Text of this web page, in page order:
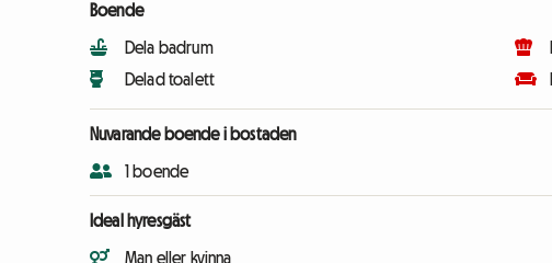
Boende
Dela badrum
Delad toalett
Nuvarande boende i bostaden
1 boende
Ideal hyresgäst
Man eller kvinna